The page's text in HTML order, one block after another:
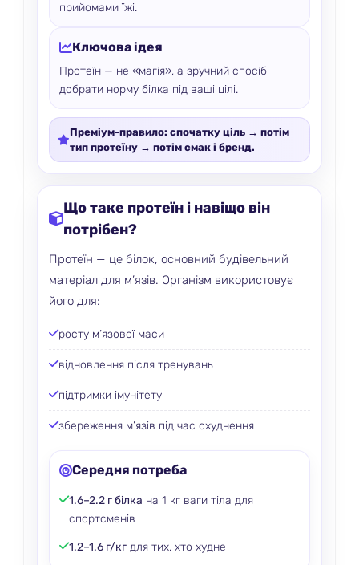
прийомами їжі.
Ключова ідея
Протеїн — не «магія», а зручний спосіб
добрати норму білка під ваші цілі.
Преміум-правило: спочатку ціль → потім
тип протеїну → потім смак і бренд.
Що таке протеїн і навіщо він
потрібен?
Протеїн — це білок, основний будівельний
матеріал для м’язів. Організм використовує
його для:
росту м’язової маси
відновлення після тренувань
підтримки імунітету
збереження м’язів під час схуднення
Середня потреба
1.6–2.2 г білка на 1 кг ваги тіла для
спортсменів
1.2–1.6 г/кг для тих, хто худне